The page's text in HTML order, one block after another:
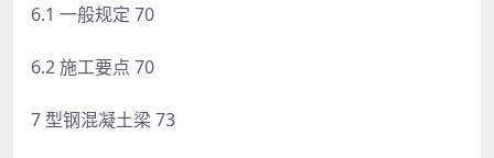
6.1 一般规定 70
6.2 施工要点 70
7 型钢混凝土梁 73